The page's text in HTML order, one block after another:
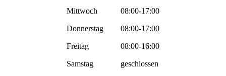
Mittwoch 08:00-17:00
Donnerstag 08:00-17:00
Freitag 08:00-16:00
Samstag geschlossen